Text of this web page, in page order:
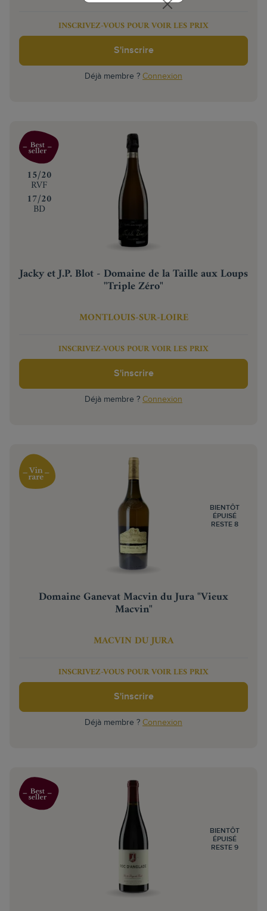
INSCRIVEZ-VOUS POUR VOIR LES PRIX
S'inscrire
Déjà membre ? Connexion
‍15/20
RVF
‍17/20
BD
Jacky et J.P. Blot - Domaine de la Taille aux Loups
"Triple Zéro"
MONTLOUIS-SUR-LOIRE
INSCRIVEZ-VOUS POUR VOIR LES PRIX
S'inscrire
Déjà membre ? Connexion
Domaine Ganevat Macvin du Jura "Vieux
Macvin"
MACVIN DU JURA
BIENTÔT
ÉPUISÉ
RESTE 8
INSCRIVEZ-VOUS POUR VOIR LES PRIX
S'inscrire
Déjà membre ? Connexion
BIENTÔT
ÉPUISÉ
RESTE 9